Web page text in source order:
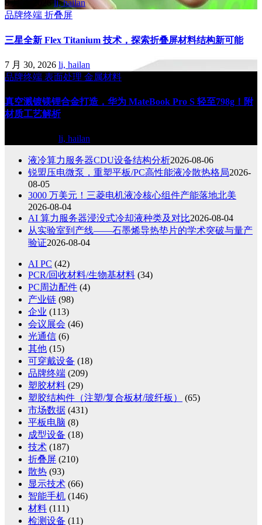
8 月 4, 2026
li, hailan
品牌终端 折叠屏
三星全新 Flex Titanium 技术，探索折叠屏材料结构新可能
7 月 30, 2026 li, hailan
品牌终端 表面处理 金属材料
真空溅镀镁锂合金打造，华为 MateBook Pro S 轻至798g！附
材质工艺解析
li, hailan
液冷算力服务器CDU设备结构分析2026-08-06
锐盟压电微泵，重塑平板/PC高性能液冷散热格局2026-
08-05
3000 万美元！三菱电机液冷核心组件产能落地北美
2026-08-04
AI 算力服务器浸没式冷却液种类及对比2026-08-04
从实验室到产线——石墨烯导热垫片的学术突破与量产
验证2026-08-04
AI PC (42)
PCR/回收材料/生物基材料 (34)
PC周边配件 (4)
产业链 (98)
企业 (113)
会议展会 (46)
光通信 (6)
其他 (15)
可穿戴设备 (18)
品牌终端 (209)
塑胶材料 (29)
塑胶结构件（注塑/复合板材/玻纤板）
(65)
市场数据 (431)
平板电脑 (8)
成型设备 (18)
技术 (187)
折叠屏 (210)
散热 (93)
显示技术 (66)
智能手机 (146)
材料 (111)
检测设备 (11)